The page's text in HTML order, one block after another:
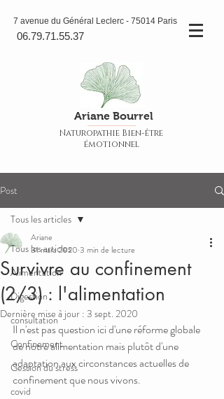
7 avenue du Général Leclerc - 75014 Paris
06.79.71.55.37
Ariane Bourrel
Naturopathie Bien-être
émotionnel
Post
Tous les articles
Alimentation
Digestion
consultation
Confinement
Gestion du stress
covid
Tous les articles
Survivre au confinement
(2/3) : l'alimentation
Ariane
31 mars 2020 3 min de lecture
Dernière mise à jour : 3 sept. 2020
Il n'est pas question ici d'une réforme globale
de notre alimentation mais plutôt d'une
adaptation aux circonstances actuelles de
confinement que nous vivons.